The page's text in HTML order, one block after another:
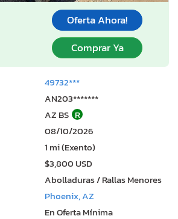
Oferta Ahora!
Comprar Ya
49732***
AN203*******
AZ BS R
08/10/2026
1 mi (Exento)
$3,800 USD
Abolladuras / Rallas Menores
Phoenix, AZ
En Oferta Mínima